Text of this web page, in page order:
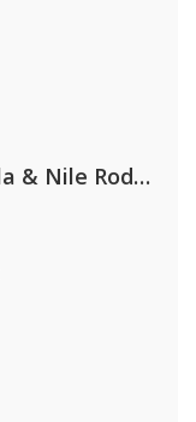
Damiano David, Tyla & Nile Rodgers